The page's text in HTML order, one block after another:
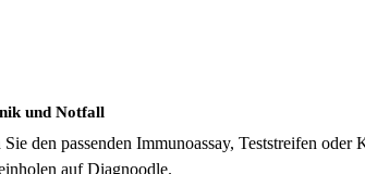
und Notfall
den passenden Immunoassay, Teststreifen
auf Diagnoodle.